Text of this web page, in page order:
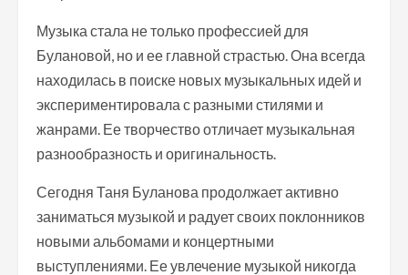
Музыка стала не только профессией для
Булановой, но и ее главной страстью. Она всегда
находилась в поиске новых музыкальных идей и
экспериментировала с разными стилями и
жанрами. Ее творчество отличает музыкальная
разнообразность и оригинальность.
Сегодня Таня Буланова продолжает активно
заниматься музыкой и радует своих поклонников
новыми альбомами и концертными
выступлениями. Ее увлечение музыкой никогда